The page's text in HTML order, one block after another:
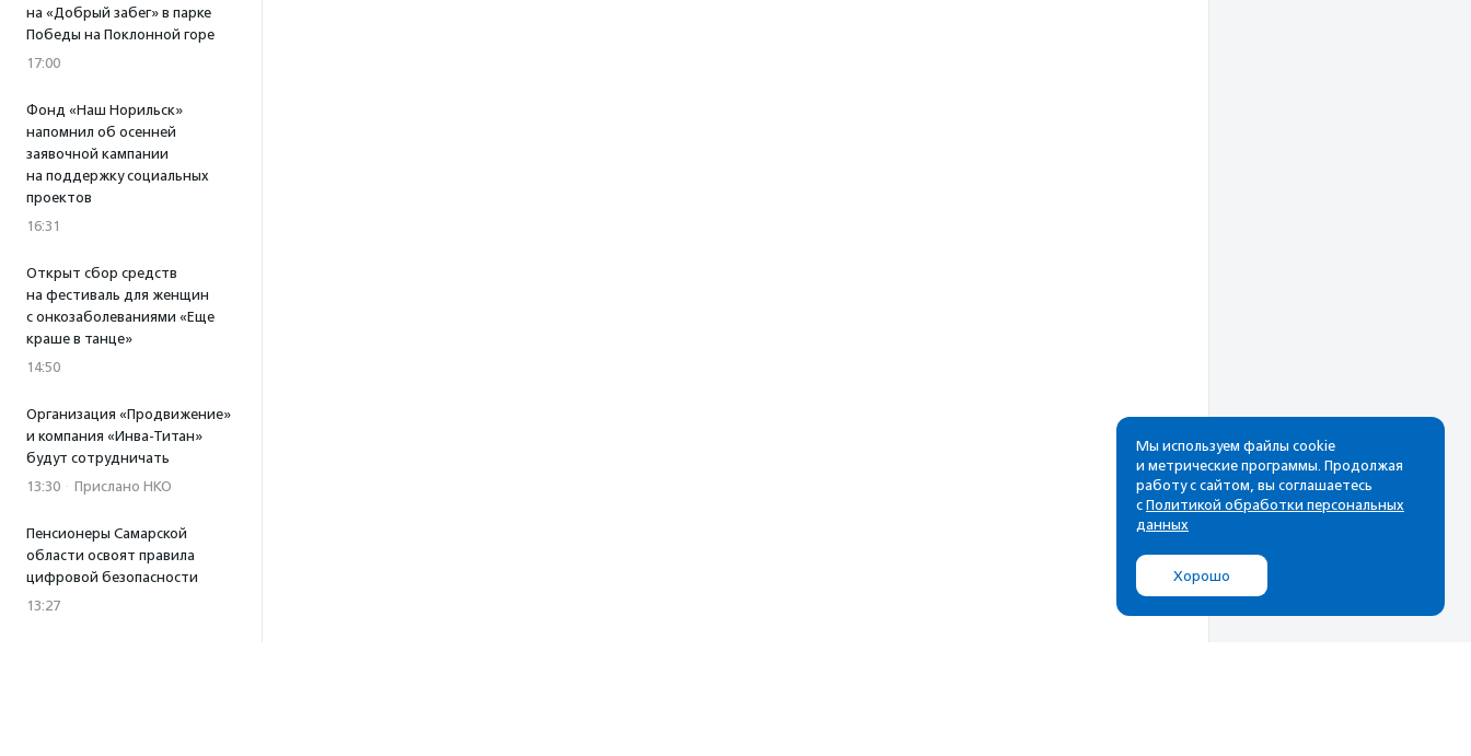
на «Добрый забег» в парке
Победы на Поклонной горе
17:00
Фонд «Наш Норильск»
напомнил об осенней
заявочной кампании
на поддержку социальных
проектов
16:31
Открыт сбор средств
на фестиваль для женщин
с онкозаболеваниями «Еще
краше в танце»
14:50
Организация «Продвижение»
и компания «Инва-Титан»
будут сотрудничать
13:30 · Прислано НКО
Пенсионеры Самарской
области освоят правила
цифровой безопасности
13:27
Рассылка
Cамые свежие новости,
почтовом ящике
Мы используем файлы cookie
и метрические программы. Продолжая
работу с сайтом, вы соглашаетесь
с Политикой обработки персональных
данных
Хорошо